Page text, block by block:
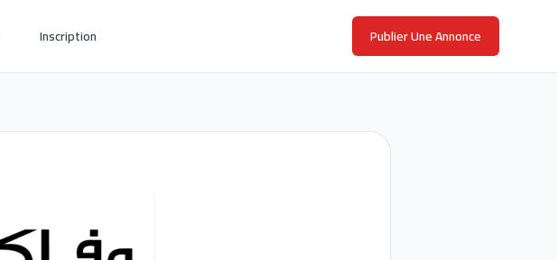
Inscription Publier Une Annonce